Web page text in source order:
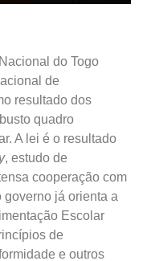
do Togo
de
resultado dos
quadro
A lei é o resultado
, estudo de
cooperação com
governo já orienta a
Escolar
de
e outros